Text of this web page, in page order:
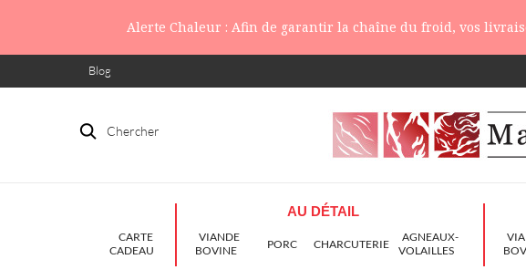
Alerte Chaleur : Afin de garantir la chaîne du froid, vos
Blog
Chercher
CARTE
CADEAU
AU DÉTAIL
VIANDE
BOVINE
PORC CHARCUTERIE
AGNEAUX-
VOLAILLES